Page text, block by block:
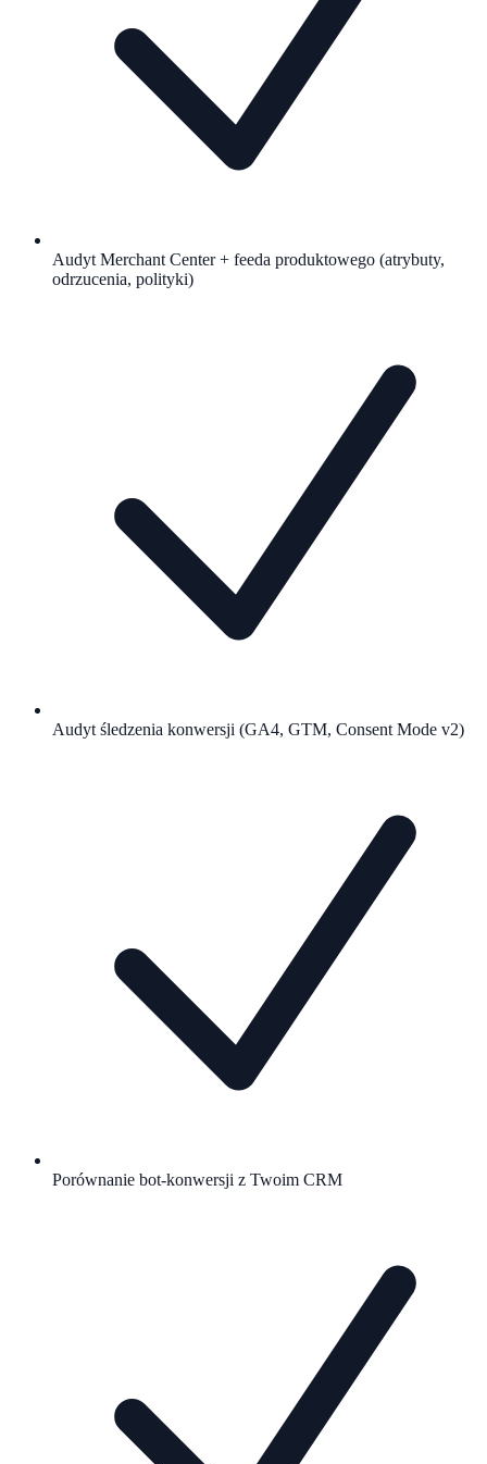
Audyt Merchant Center + feeda produktowego (atrybuty,
odrzucenia, polityki)
Audyt śledzenia konwersji (GA4, GTM, Consent Mode v2)
Porównanie bot-konwersji z Twoim CRM